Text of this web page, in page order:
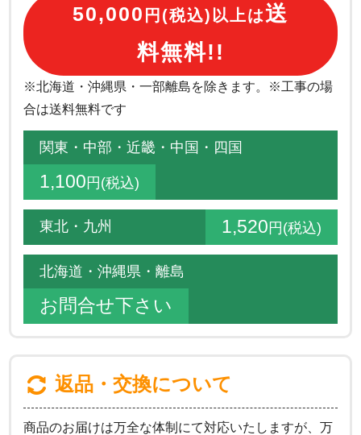
50,000 円(税込)以上は送
料無料!!
※北海道・沖縄県・一部離島を除きます。※工事の場
合は送料無料です
関東・中部・近畿・中国・四国
1,100円(税込)
東北・九州 1,520円(税込)
北海道・沖縄県・離島
お問合せ下さい
返品・交換について
商品のお届けは万全な体制にて対応いたしますが、万